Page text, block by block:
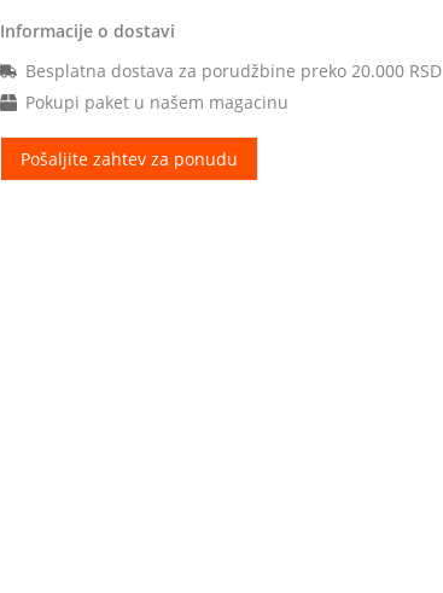
Informacije o dostavi
Besplatna dostava za porudžbine preko 20.000 RSD
Pokupi paket u našem magacinu
Pošaljite zahtev za ponudu